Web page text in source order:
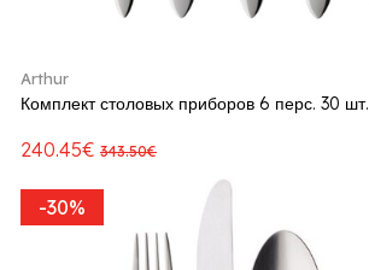
Arthur
Комплект столовых приборов 6 перс. 30 шт.
240.45€ 343.50€
-30%